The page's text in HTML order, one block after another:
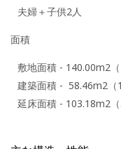
夫婦＋子供2人
面積
敷地面積 - 140.00m2（
建築面積 - 58.46m2（
延床面積 - 103.18m2（